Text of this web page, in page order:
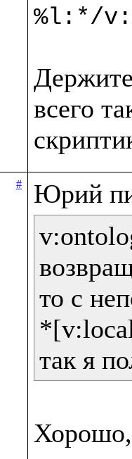
всего
#
то с
Хорошо,